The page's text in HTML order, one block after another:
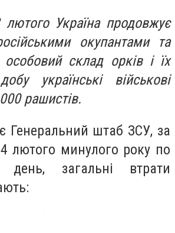
Україна продовжує
окупантами та
особовий склад орків і їх
українські військові
рашистів.
Генеральний штаб ЗСУ, за
лютого минулого року по
день, загальні втрати